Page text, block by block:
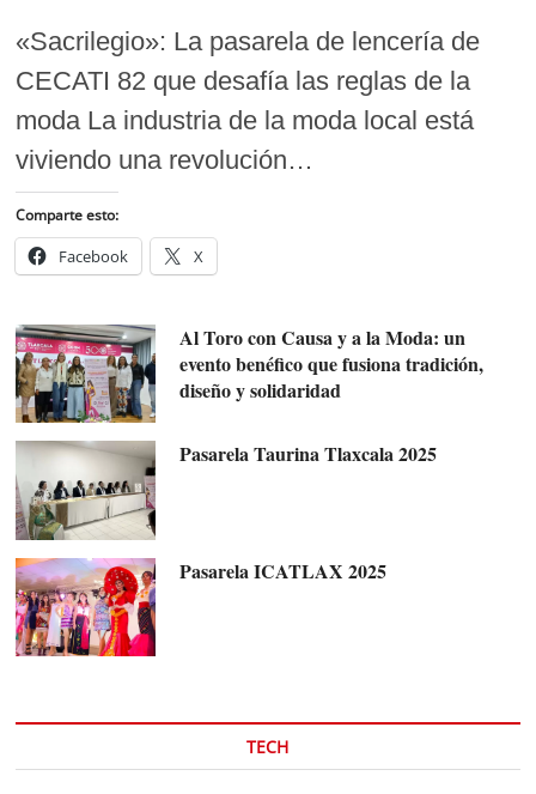
«Sacrilegio»: La pasarela de lencería de
CECATI 82 que desafía las reglas de la
moda La industria de la moda local está
viviendo una revolución…
Comparte esto:
Facebook X
Al Toro con Causa y a la Moda: un
evento benéfico que fusiona tradición,
diseño y solidaridad
Pasarela Taurina Tlaxcala 2025
Pasarela ICATLAX 2025
TECH